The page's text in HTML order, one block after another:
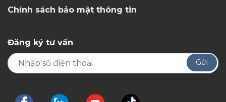
Chính sách bảo mật thông tin
Đăng ký tư vấn